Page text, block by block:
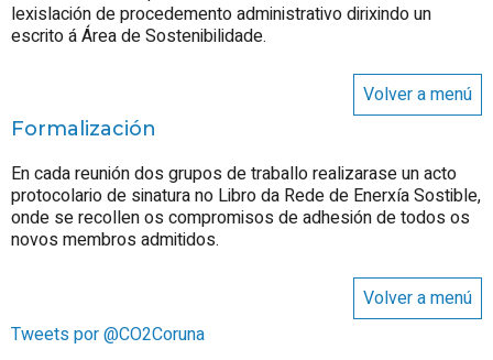
lexislación de procedemento administrativo dirixindo un
escrito á Área de Sostenibilidade.
Volver a menú
Formalización
En cada reunión dos grupos de traballo realizarase un acto
protocolario de sinatura no Libro da Rede de Enerxía Sostible,
onde se recollen os compromisos de adhesión de todos os
novos membros admitidos.
Volver a menú
Tweets por @CO2Coruna